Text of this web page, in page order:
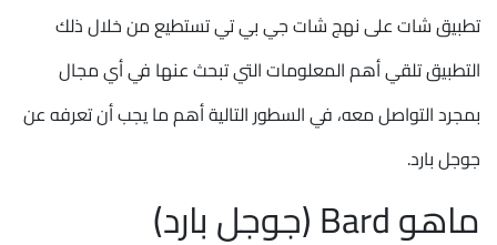
تطبيق شات على نهج شات جي بي تي تستطيع من خلال ذلك
التطبيق تلقي أهم المعلومات التي تبحث عنها في أي مجال
بمجرد التواصل معه، في السطور التالية أهم ما يجب أن تعرفه عن
جوجل بارد.
ماهو Bard (جوجل بارد)